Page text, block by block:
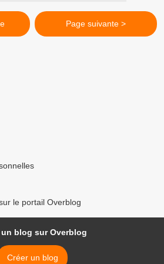
Page suivante >
le portail Overblog
un blog sur Overblog
Créer un blog